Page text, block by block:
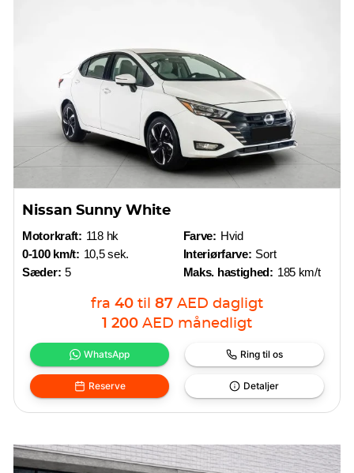
Nissan Sunny White
Motorkraft: 118 hk
0-100 km/t: 10,5 sek.
Sæder: 5
Farve: Hvid
Interiørfarve: Sort
Maks. hastighed: 185 km/t
fra 40 til 87 AED dagligt
1 200 AED månedligt
WhatsApp Ring til os
Reserve Detaljer